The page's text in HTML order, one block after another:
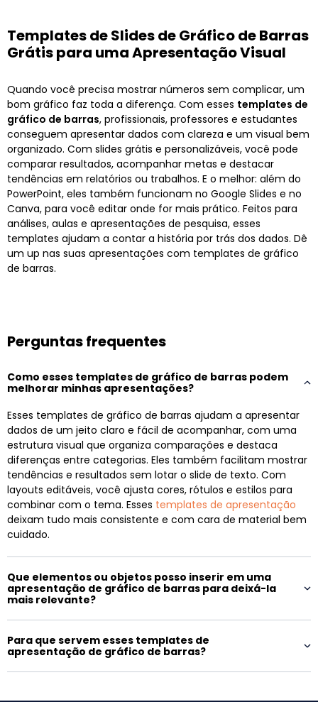
Templates de Slides de Gráfico de Barras
Grátis para uma Apresentação Visual
Quando você precisa mostrar números sem complicar, um
bom gráfico faz toda a diferença. Com esses templates de
gráfico de barras, profissionais, professores e estudantes
conseguem apresentar dados com clareza e um visual bem
organizado. Com slides grátis e personalizáveis, você pode
comparar resultados, acompanhar metas e destacar
tendências em relatórios ou trabalhos. E o melhor: além do
PowerPoint, eles também funcionam no Google Slides e no
Canva, para você editar onde for mais prático. Feitos para
análises, aulas e apresentações de pesquisa, esses
templates ajudam a contar a história por trás dos dados. Dê
um up nas suas apresentações com templates de gráfico
de barras.
Perguntas frequentes
Como esses templates de gráfico de barras podem
melhorar minhas apresentações?
Esses templates de gráfico de barras ajudam a apresentar
dados de um jeito claro e fácil de acompanhar, com uma
estrutura visual que organiza comparações e destaca
diferenças entre categorias. Eles também facilitam mostrar
tendências e resultados sem lotar o slide de texto. Com
layouts editáveis, você ajusta cores, rótulos e estilos para
combinar com o tema. Esses templates de apresentação
deixam tudo mais consistente e com cara de material bem
cuidado.
Que elementos ou objetos posso inserir em uma
apresentação de gráfico de barras para deixá-la
mais relevante?
Para que servem esses templates de
apresentação de gráfico de barras?